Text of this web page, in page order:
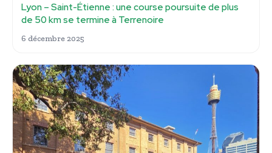
Lyon – Saint-Étienne : une course poursuite de plus
de 50 km se termine à Terrenoire
6 décembre 2025